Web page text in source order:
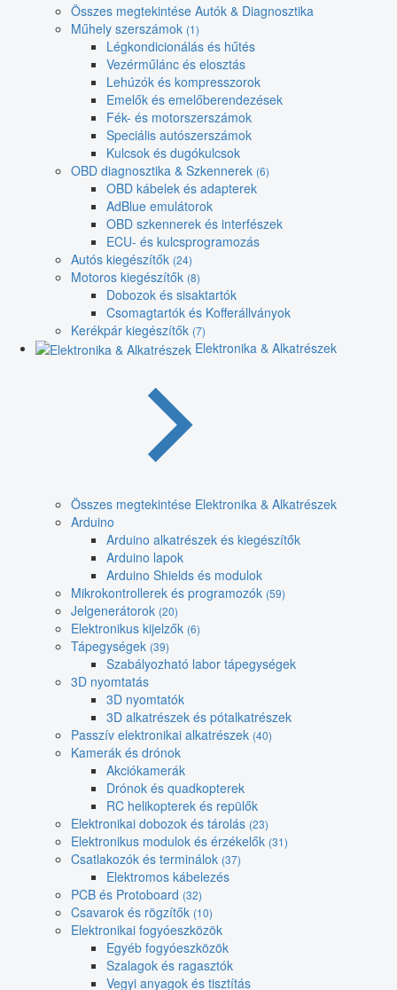
Összes megtekintése Autók & Diagnosztika
Műhely szerszámok (1)
Légkondicionálás és hűtés
Vezérműlánc és elosztás
Lehúzók és kompresszorok
Emelők és emelőberendezések
Fék- és motorszerszámok
Speciális autószerszámok
Kulcsok és dugókulcsok
OBD diagnosztika & Szkennerek (6)
OBD kábelek és adapterek
AdBlue emulátorok
OBD szkennerek és interfészek
ECU- és kulcsprogramozás
Autós kiegészítők (24)
Motoros kiegészítők (8)
Dobozok és sisaktartók
Csomagtartók és Kofferállványok
Kerékpár kiegészítők (7)
Elektronika & Alkatrészek
Összes megtekintése Elektronika & Alkatrészek
Arduino
Arduino alkatrészek és kiegészítők
Arduino lapok
Arduino Shields és modulok
Mikrokontrollerek és programozók (59)
Jelgenerátorok (20)
Elektronikus kijelzők (6)
Tápegységek (39)
Szabályozható labor tápegységek
3D nyomtatás
3D nyomtatók
3D alkatrészek és pótalkatrészek
Passzív elektronikai alkatrészek (40)
Kamerák és drónok
Akciókamerák
Drónok és quadkopterek
RC helikopterek és repülők
Elektronikai dobozok és tárolás (23)
Elektronikus modulok és érzékelők (31)
Csatlakozók és terminálok (37)
Elektromos kábelezés
PCB és Protoboard (32)
Csavarok és rögzítők (10)
Elektronikai fogyóeszközök
Egyéb fogyóeszközök
Szalagok és ragasztók
Vegyi anyagok és tisztítás